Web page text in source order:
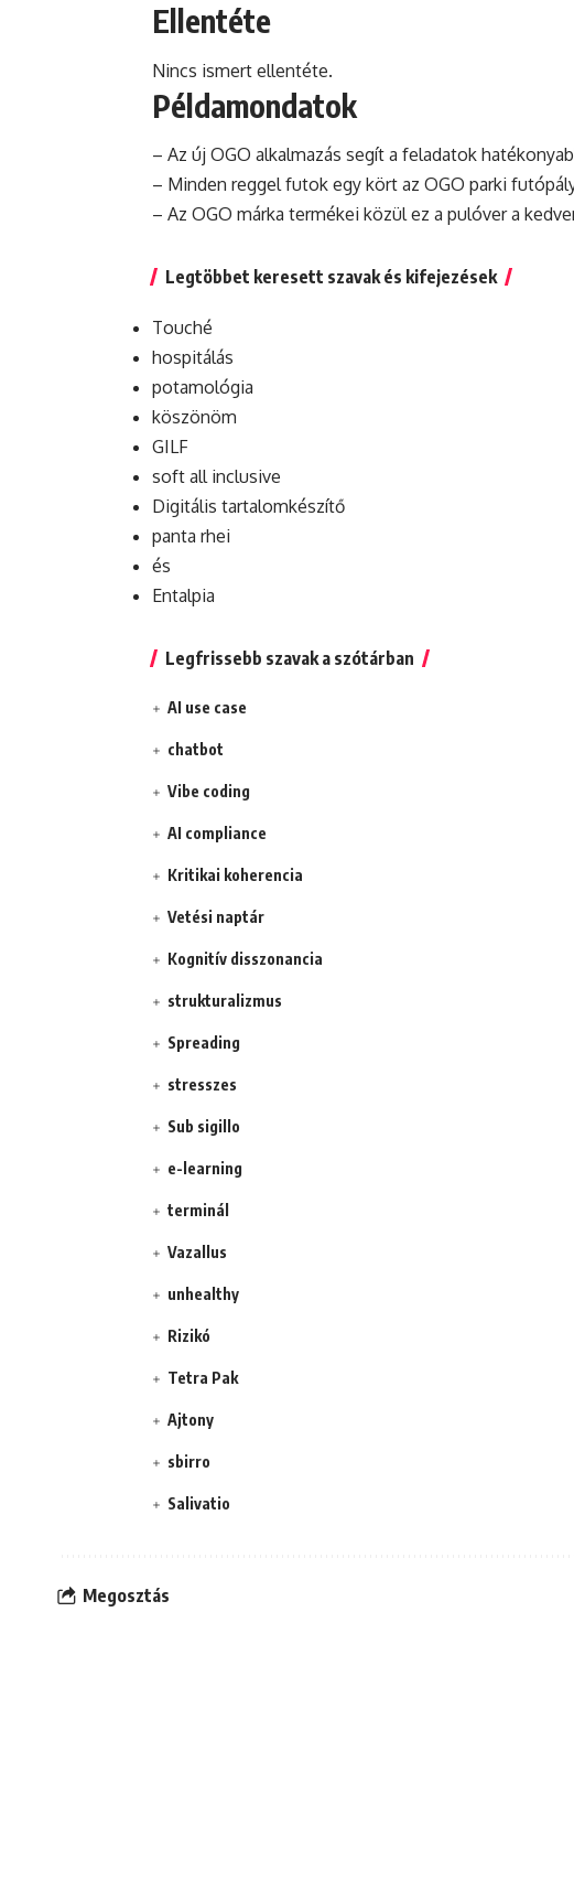
Ellentéte
Nincs ismert ellentéte.
Példamondatok
– Az új OGO alkalmazás segít a feladatok
– Minden reggel futok egy kört az OGO parki
– Az OGO márka termékei közül ez a pulóvera
Legtöbbet keresett szavak és kifejezések
Touché
hospitálás
potamológia
köszönöm
GILF
soft all inclusive
Digitális tartalomkészítő
panta rhei
és
Entalpia
Legfrissebb szavak a szótárban
AI use case
chatbot
Vibe coding
AI compliance
Kritikai koherencia
Vetési naptár
Kognitív disszonancia
strukturalizmus
Spreading
stresszes
Sub sigillo
e-learning
terminál
Vazallus
unhealthy
Rizikó
Tetra Pak
Ajtony
sbirro
Salivatio
Megosztás